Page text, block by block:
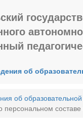
об
об образовательной
составе